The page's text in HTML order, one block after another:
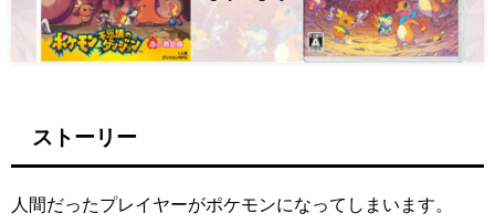
ストーリー
人間だったプレイヤーがポケモンになってしまいます。